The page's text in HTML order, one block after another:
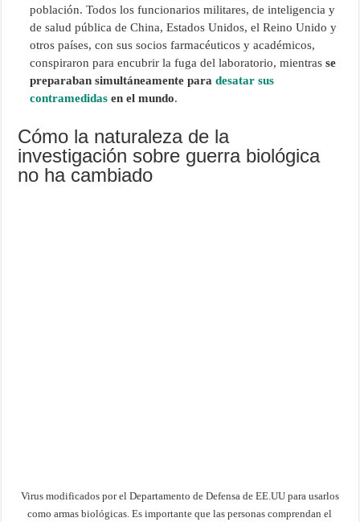
población. Todos los funcionarios militares, de inteligencia y
de salud pública de China, Estados Unidos, el Reino Unido y
otros países, con sus socios farmacéuticos y académicos,
conspiraron para encubrir la fuga del laboratorio, mientrasse
preparaban simultáneamente paradesatar sus
contramedidas en el mundo.
Cómo la naturaleza de la
investigación sobre guerra biológica
no ha cambiado
Virus modificados por el Departamento de Defensa de EE.UU para usarlos
como armas biológicas. Es importante que las personas comprendan el